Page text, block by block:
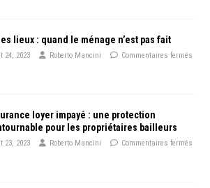
lieux : quand le ménage n’est pas fait
24, 2023 Roberto Mancini Commentaires fermés
loyer impayé : une protection
pour les propriétaires bailleurs
23, 2023 Roberto Mancini Commentaires fermés